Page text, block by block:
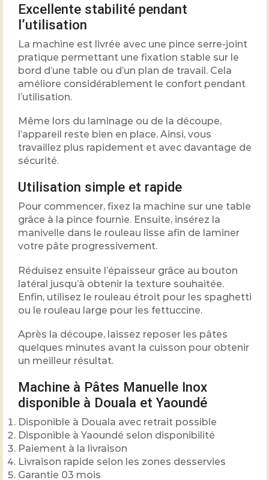
Excellente stabilité pendant
l’utilisation
La machine est livrée avec une pince serre-joint
pratique permettant une fixation stable sur le
bord d’une table ou d’un plan de travail. Cela
améliore considérablement le confort pendant
l’utilisation.
Même lors du laminage ou de la découpe,
l’appareil reste bien en place. Ainsi, vous
travaillez plus rapidement et avec davantage de
sécurité.
Utilisation simple et rapide
Pour commencer, fixez la machine sur une table
grâce à la pince fournie. Ensuite, insérez la
manivelle dans le rouleau lisse afin de laminer
votre pâte progressivement.
Réduisez ensuite l’épaisseur grâce au bouton
latéral jusqu’à obtenir la texture souhaitée.
Enfin, utilisez le rouleau étroit pour les spaghetti
ou le rouleau large pour les fettuccine.
Après la découpe, laissez reposer les pâtes
quelques minutes avant la cuisson pour obtenir
un meilleur résultat.
Machine à Pâtes Manuelle Inox
disponible à Douala et Yaoundé
Disponible à Douala avec retrait possible
Disponible à Yaoundé selon disponibilité
Paiement à la livraison
Livraison rapide selon les zones desservies
Garantie 03 mois